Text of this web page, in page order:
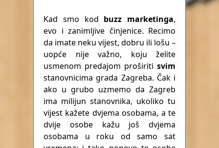
Kad smo kod buzz marketinga,
evo i zanimljive činjenice. Recimo
da imate neku vijest, dobru ili lošu –
uopće nije važno, koju želite
usmenom predajom proširiti svim
stanovnicima grada Zagreba. Čak i
ako u grubo uzmemo da Zagreb
ima milijun stanovnika, ukoliko tu
vijest kažete dvjema osobama, a te
dvije osobe kažu još dvjema
osobama u roku od samo sat